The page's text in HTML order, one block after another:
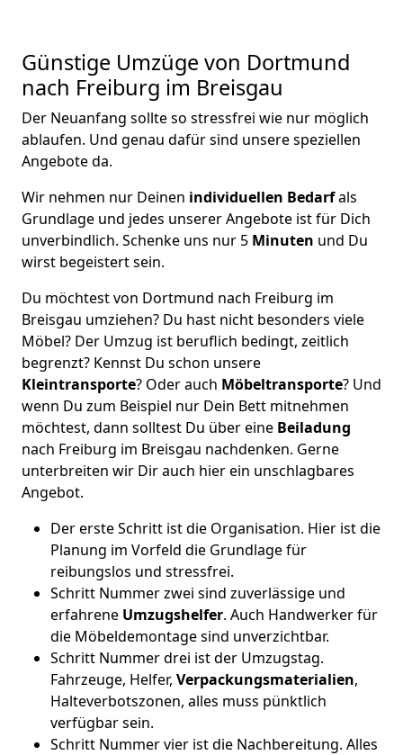
Günstige Umzüge von Dortmund
nach Freiburg im Breisgau
Der Neuanfang sollte so stressfrei wie nur möglich
ablaufen. Und genau dafür sind unsere speziellen
Angebote da.
Wir nehmen nur Deinen individuellen Bedarfals
Grundlage und jedes unserer Angebote ist für Dich
unverbindlich. Schenke uns nur 5 Minuten und Du
wirst begeistert sein.
Du möchtest von Dortmund nach Freiburg im
Breisgau umziehen? Du hast nicht besonders viele
Möbel? Der Umzug ist beruflich bedingt, zeitlich
begrenzt? Kennst Du schon unsere
Kleintransporte? Oder auch Möbeltransporte? Und
wenn Du zum Beispiel nur Dein Bett mitnehmen
möchtest, dann solltest Du über eine Beiladung
nach Freiburg im Breisgau nachdenken. Gerne
unterbreiten wir Dir auch hier ein unschlagbares
Angebot.
Der erste Schritt ist die Organisation. Hier ist die
Planung im Vorfeld die Grundlage für
reibungslos und stressfrei.
Schritt Nummer zwei sind zuverlässige und
erfahrene Umzugshelfer. Auch Handwerker für
die Möbeldemontage sind unverzichtbar.
Schritt Nummer drei ist der Umzugstag.
Fahrzeuge, Helfer, Verpackungsmaterialien,
Halteverbotszonen, alles muss pünktlich
verfügbar sein.
Schritt Nummer vier ist die Nachbereitung. Alles